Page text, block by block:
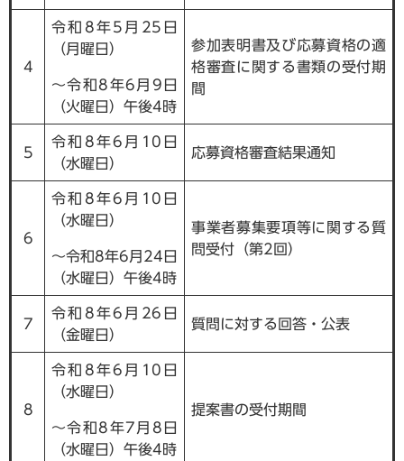
4
令和8年5月25日
（月曜日）
～令和8年6月9日
（火曜日）午後4時
参加表明書及び応募資格の適
格審査に関する書類の受付期
間
5
令和8年6月10日
（水曜日）
応募資格審査結果通知
6
令和8年6月10日
（水曜日）
～令和8年6月24日
（水曜日）午後4時
事業者募集要項等に関する質
問受付（第2回）
7
令和8年6月26日
（金曜日）
質問に対する回答・公表
8
令和8年6月10日
（水曜日）
～令和8年7月8日
（水曜日）午後4時
提案書の受付期間